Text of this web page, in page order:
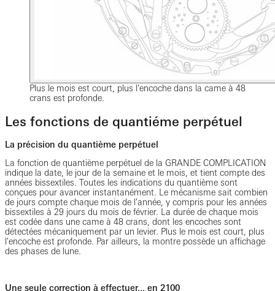
Plus le mois est court, plus l'encoche dans la came à 48
crans est profonde.
Les fonctions de quantiéme perpétuel
La précision du quantième perpétuel
La fonction de quantième perpétuel de la GRANDE COMPLICATION
indique la date, le jour de la semaine et le mois, et tient compte des
années bissextiles. Toutes les indications du quantième sont
conçues pour avancer instantanément. Le mécanisme sait combien
de jours compte chaque mois de l'année, y compris pour les années
bissextiles à 29 jours du mois de février. La durée de chaque mois
est codée dans une came à 48 crans, dont les encoches sont
détectées mécaniquement par un levier. Plus le mois est court, plus
l'encoche est profonde. Par ailleurs, la montre possède un affichage
des phases de lune.
Une seule correction à effectuer... en 2100